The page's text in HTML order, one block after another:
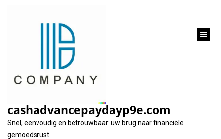
cashadvancepaydayp9e.com
Snel, eenvoudig en betrouwbaar: uw brug naar financiële
gemoedsrust.
Tag: